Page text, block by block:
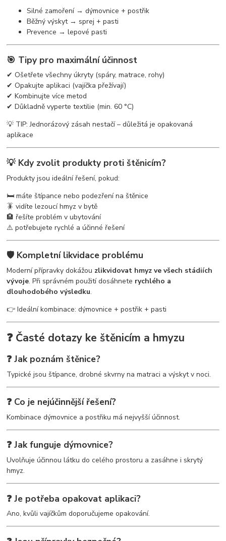
Silné zamoření → dýmovnice + postřik
Běžný výskyt → sprej + pasti
Prevence → lepové pasti
🎯 Tipy pro maximální účinnost
✔ Ošetřete všechny úkryty (spáry, matrace, rohy)
✔ Opakujte aplikaci (vajíčka přežívají)
✔ Kombinujte více metod
✔ Důkladně vyperte textilie (min. 60 °C)
💡 TIP: Jednorázový zásah nestačí – důležitá je opakovaná
aplikace
💡 Kdy zvolit produkty proti štěnicím?
Produkty jsou ideální řešení, pokud:
🛏️ máte štípance nebo podezření na štěnice
🪳 vidíte lezoucí hmyz v bytě
🏨 řešíte problém v ubytování
⚠️ potřebujete rychlé a účinné řešení
🛡️ Kompletní likvidace problému
Moderní přípravky dokážou zlikvidovat hmyz ve všech stádiích
vývoje. Při správném použití dosáhnete rychlého a
dlouhodobého výsledku.
👉 Ideální kombinace: dýmovnice + postřik + pasti
❓ Časté dotazy ke štěnicím a hmyzu
❓ Jak poznám štěnice?
Typické jsou štípance, drobné skvrny na matraci a výskyt v noci.
❓ Co je nejúčinnější řešení?
Kombinace dýmovnice a postřiku má nejvyšší účinnost.
❓ Jak funguje dýmovnice?
Uvolňuje účinnou látku do celého prostoru a zasáhne i skrytý
hmyz.
❓ Je potřeba opakovat aplikaci?
Ano, kvůli vajíčkům doporučujeme opakování.